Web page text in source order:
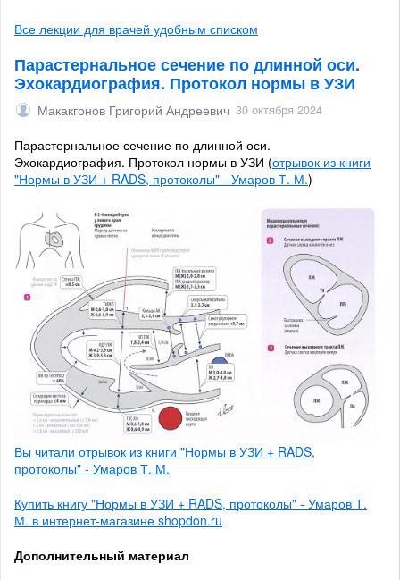
Все лекции для врачей удобным списком
Парастернальное сечение по длинной оси.
Эхокардиография. Протокол нормы в УЗИ
Макакгонов Григорий Андреевич 30 октября 2024
Парастернальное сечение по длинной оси.
Эхокардиография. Протокол нормы в УЗИ (отрывок из книги
"Нормы в УЗИ + RADS, протоколы" - Умаров Т. М.)
Вы читали отрывок из книги "Нормы в УЗИ + RADS,
протоколы" - Умаров Т. М.
Купить книгу "Нормы в УЗИ + RADS, протоколы" - Умаров Т.
М. в интернет-магазине shopdon.ru
Дополнительный материал